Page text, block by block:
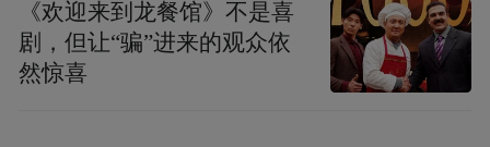
《欢迎来到龙餐馆》不是喜
剧，但让“骗”进来的观众依
然惊喜